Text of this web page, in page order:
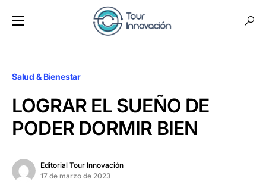
Salud & Bienestar
LOGRAR EL SUEÑO DE
PODER DORMIR BIEN
Editorial Tour Innovación
17 de marzo de 2023